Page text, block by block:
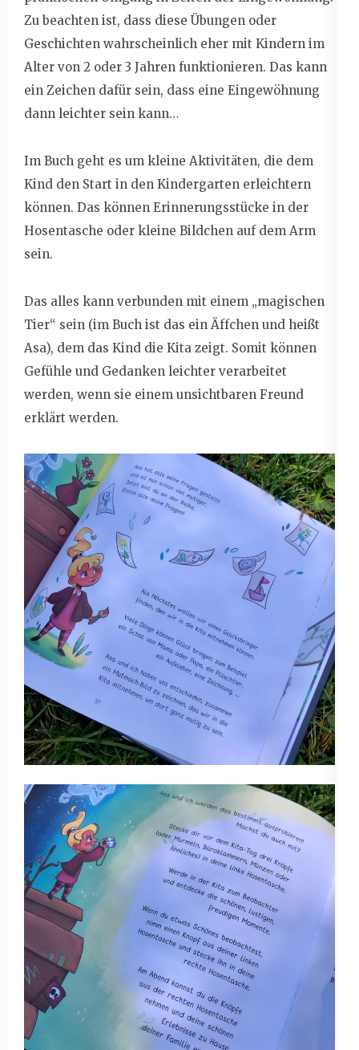
Zu beachten ist, dass diese Übungen oder
Geschichten wahrscheinlich eher mit Kindern im
Alter von 2 oder 3 Jahren funktionieren. Das kann
ein Zeichen dafür sein, dass eine Eingewöhnung
dann leichter sein kann…
Im Buch geht es um kleine Aktivitäten, die dem
Kind den Start in den Kindergarten erleichtern
können. Das können Erinnerungsstücke in der
Hosentasche oder kleine Bildchen auf dem Arm
sein.
Das alles kann verbunden mit einem „magischen
Tier“ sein (im Buch ist das ein Äffchen und heißt
Asa), dem das Kind die Kita zeigt. Somit können
Gefühle und Gedanken leichter verarbeitet
werden, wenn sie einem unsichtbaren Freund
erklärt werden.